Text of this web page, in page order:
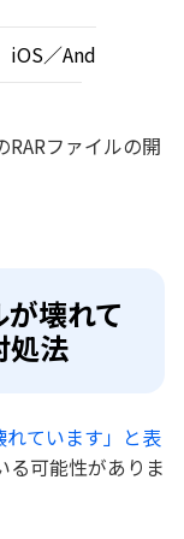
iOS／Android
ファイルの開
壊れて
処法
れています」と表
る可能性がありま